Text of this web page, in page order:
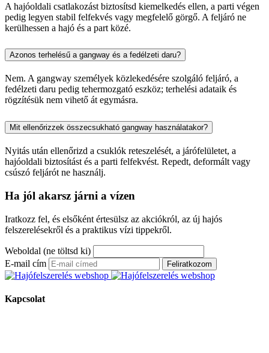
A hajóoldali csatlakozást biztosítsd kiemelkedés ellen, a parti végen
pedig legyen stabil felfekvés vagy megfelelő görgő. A feljáró ne
kerülhessen a hajó és a part közé.
Azonos terhelésű a gangway és a fedélzeti daru?
Nem. A gangway személyek közlekedésére szolgáló feljáró, a
fedélzeti daru pedig tehermozgató eszköz; terhelési adataik és
rögzítésük nem vihető át egymásra.
Mit ellenőrizzek összecsukható gangway használatakor?
Nyitás után ellenőrizd a csuklók reteszelését, a járófelületet, a
hajóoldali biztosítást és a parti felfekvést. Repedt, deformált vagy
csúszó feljárót ne használj.
Ha jól akarsz járni a vízen
Iratkozz fel, és elsőként értesülsz az akciókról, az új hajós
felszerelésekről és a praktikus vízi tippekről.
Weboldal (ne töltsd ki)
E-mail cím
Feliratkozom
Kapcsolat